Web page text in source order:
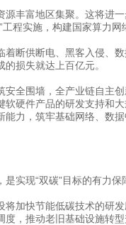
富地区集聚。这将进一
程实施，构建国家算力网
断供断电、黑客入侵、数
损失就达上百亿元。
全围墙，全产业链自主创
硬件产品的研发支持和
力，筑牢基础网络、数
现“双碳”目标的有力保
快节能低碳技术的研发
，推动老旧基础设施转